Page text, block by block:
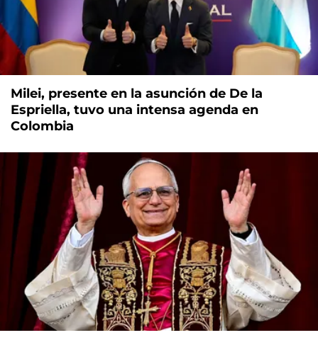
Milei, presente en la asunción de De la
Espriella, tuvo una intensa agenda en
Colombia